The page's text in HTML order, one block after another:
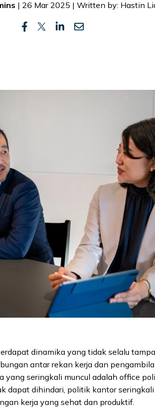
| 26 Mar 2025 | Written by: Hastin
dinamika yang tidak selalu
antar rekan kerja dan
yang seringkali muncul adalah office
dapat dihindari, politik kantor
kerja yang sehat dan produktif.